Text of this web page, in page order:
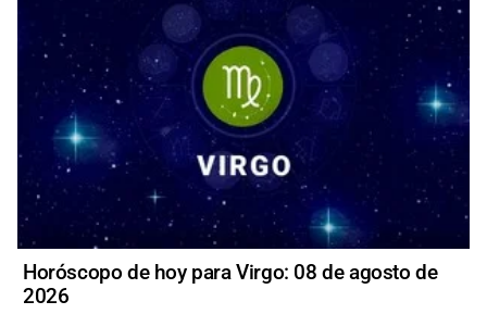
Horóscopo de hoy para Virgo: 08 de agosto de
2026